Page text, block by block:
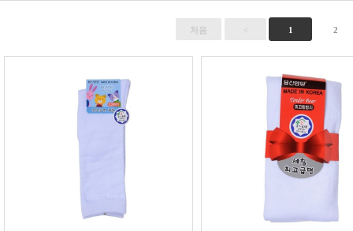
처음 < 1 2